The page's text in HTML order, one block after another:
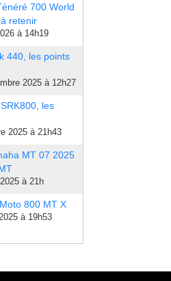
700 World
retenir
à 14h19
440, les points
2025 à 12h27
les
2025 à 21h43
MT 07 2025
à 21h
800 MT X
à 19h53